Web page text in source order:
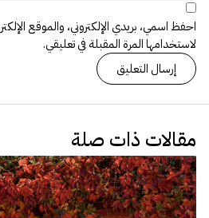
احفظ اسمي، بريدي الإلكتروني، والموقع
لاستخدامها المرة المقبلة في تعليقي.
مقالات ذات صلة